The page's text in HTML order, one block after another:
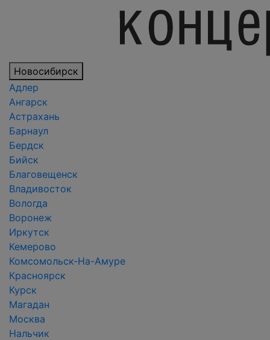
Новосибирск
Адлер
Ангарск
Астрахань
Барнаул
Бердск
Бийск
Благовещенск
Владивосток
Вологда
Воронеж
Иркутск
Кемерово
Комсомольск-На-Амуре
Красноярск
Курск
Магадан
Москва
Нальчик